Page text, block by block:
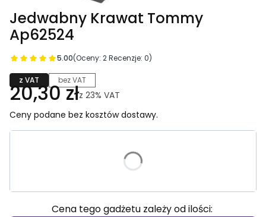
Jedwabny Krawat Tommy
Ap62524
5.00(Oceny: 2 Recenzje: 0)
z VAT bez VAT
20,30 złz 23% VAT
Ceny podane bez kosztów dostawy.
Poszczególne warianty mogą różnić się ceną
Cena tego gadżetu zależy od ilości: